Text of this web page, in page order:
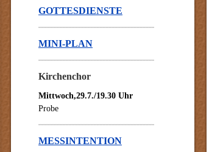
GOTTESDIENSTE
MINI-PLAN
Kirchenchor
Mittwoch,29.7./19.30 Uhr
Probe
MESSINTENTION